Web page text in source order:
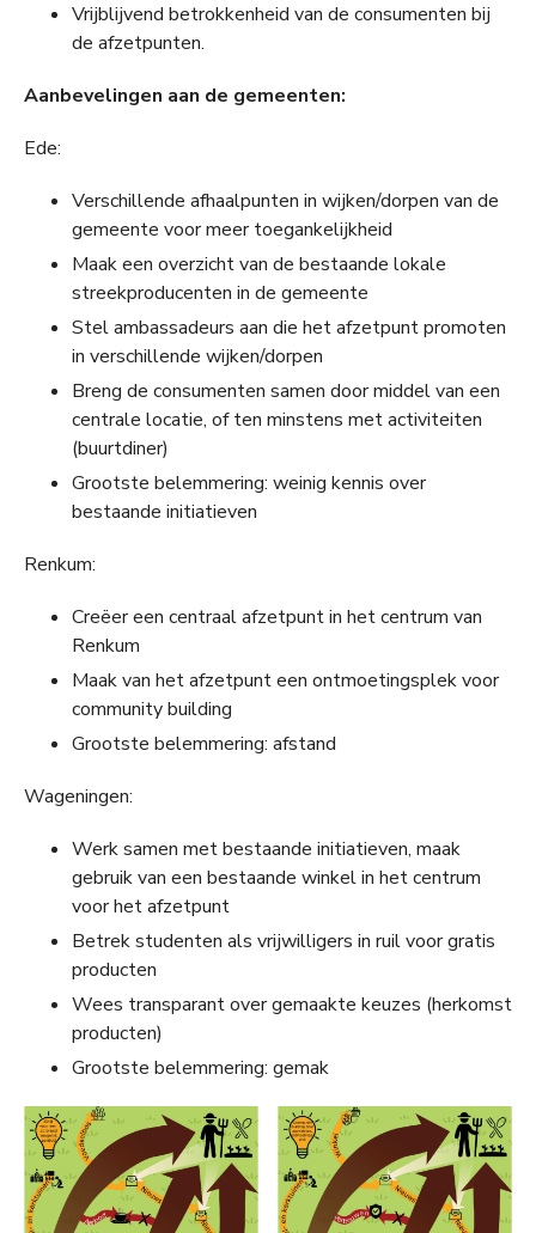
Vrijblijvend betrokkenheid van de consumenten bij
de afzetpunten.
Aanbevelingen aan de gemeenten:
Ede:
Verschillende afhaalpunten in wijken/dorpen van de
gemeente voor meer toegankelijkheid
Maak een overzicht van de bestaande lokale
streekproducenten in de gemeente
Stel ambassadeurs aan die het afzetpunt promoten
in verschillende wijken/dorpen
Breng de consumenten samen door middel van een
centrale locatie, of ten minstens met activiteiten
(buurtdiner)
Grootste belemmering: weinig kennis over
bestaande initiatieven
Renkum:
Creëer een centraal afzetpunt in het centrum van
Renkum
Maak van het afzetpunt een ontmoetingsplek voor
community building
Grootste belemmering: afstand
Wageningen:
Werk samen met bestaande initiatieven, maak
gebruik van een bestaande winkel in het centrum
voor het afzetpunt
Betrek studenten als vrijwilligers in ruil voor gratis
producten
Wees transparant over gemaakte keuzes (herkomst
producten)
Grootste belemmering: gemak